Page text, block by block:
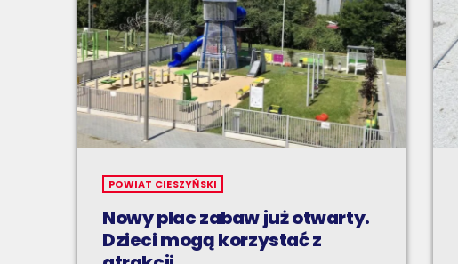
POWIAT CIESZYŃSKI
Nowy plac zabaw już otwarty.
Dzieci mogą korzystać z